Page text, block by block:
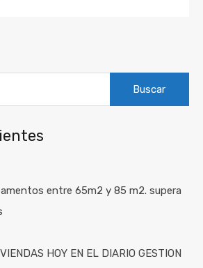
entre 65m2 y 85 m2. supera
HOY EN EL DIARIO GESTION